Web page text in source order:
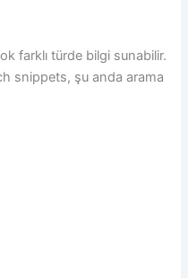
farklı türde bilgi sunabilir.
snippets, şu anda arama